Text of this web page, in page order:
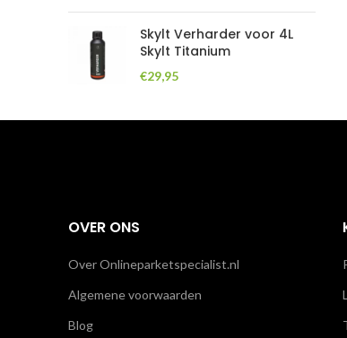
Skylt Verharder voor 4L
Skylt Titanium
€29,95
OVER ONS
Over Onlineparketspecialist.nl
Algemene voorwaarden
Blog